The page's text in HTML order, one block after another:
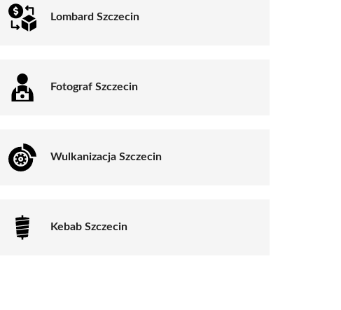
Lombard Szczecin
Fotograf Szczecin
Wulkanizacja Szczecin
Kebab Szczecin